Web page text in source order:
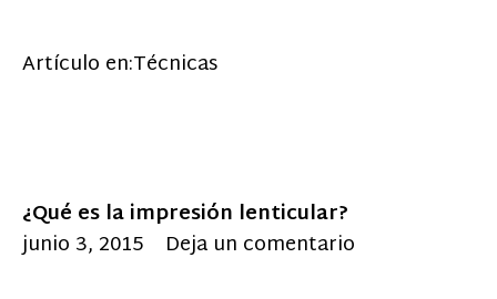
Artículo en:Técnicas
¿Qué es la impresión lenticular?
junio 3, 2015
Deja un comentario